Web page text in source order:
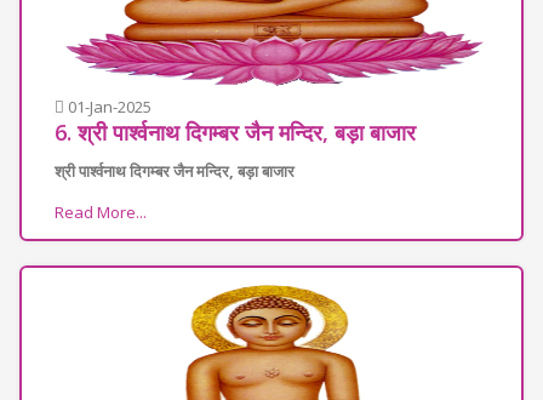
01-Jan-2025
6. श्री पार्श्वनाथ दिगम्बर जैन मन्दिर, बड़ा बाजार
श्री पार्श्वनाथ दिगम्बर जैन मन्दिर, बड़ा बाजार
Read More...